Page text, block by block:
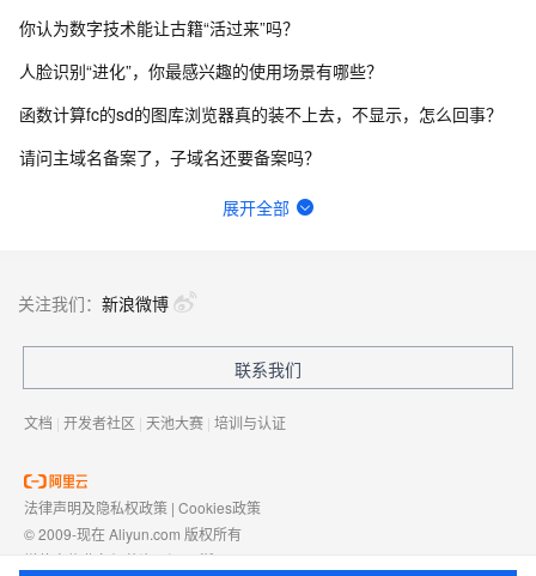
你认为数字技术能让古籍“活过来”吗？
人脸识别“进化”，你最感兴趣的使用场景有哪些？
函数计算fc的sd的图库浏览器真的装不上去，不显示，怎么回事？
请问主域名备案了，子域名还要备案吗？
一键生成讲解视频，AI的理解和生成能力到底有多强？
函数计算一键部署ComfyUI绘画平台的优势有哪些？
有没有一种可能，其实你早就在AIGC了？
展开全部
关注我们： 新浪微博
联系我们
文档 | 开发者社区 | 天池大赛 | 培训与认证
法律声明及隐私权政策 | Cookies政策
© 2009-现在 Aliyun.com 版权所有
增值电信业务经营许可证： 浙B2-20080101